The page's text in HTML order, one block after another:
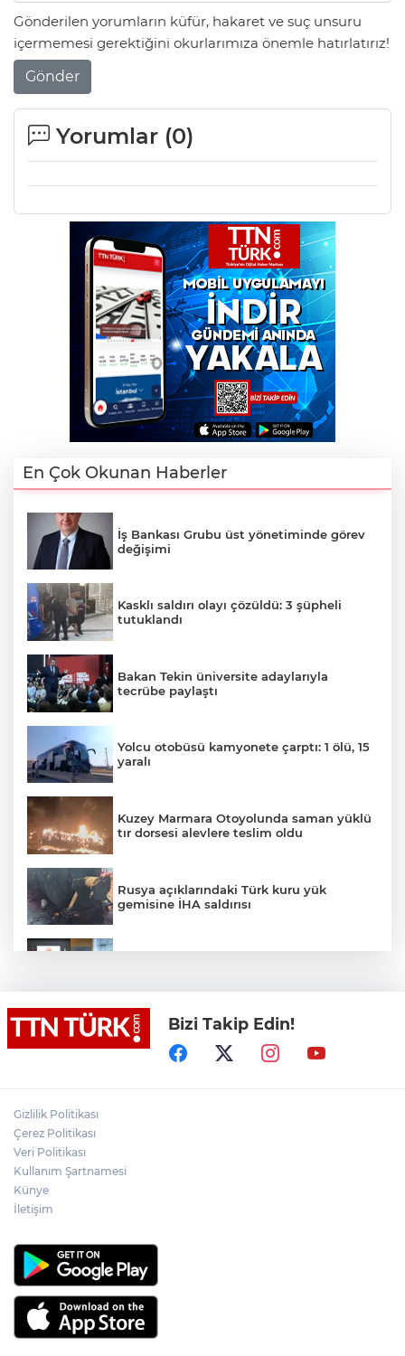
Gönderilen yorumların küfür, hakaret ve suç unsuru
içermemesi gerektiğini okurlarımıza önemle hatırlatırız!
Gönder
Yorumlar (0)
En Çok Okunan Haberler
İş Bankası Grubu üst yönetiminde görev
değişimi
Kasklı saldırı olayı çözüldü: 3 şüpheli
tutuklandı
Bakan Tekin üniversite adaylarıyla
tecrübe paylaştı
Yolcu otobüsü kamyonete çarptı: 1 ölü, 15
yaralı
Kuzey Marmara Otoyolunda saman yüklü
tır dorsesi alevlere teslim oldu
Rusya açıklarındaki Türk kuru yük
gemisine İHA saldırısı
Lukaku Fener’e mi, Beşiktaş’a mı geliyor?
Rojin Kabaiş, Hiranur Nilgün Aygar ve
Kıvanç Uman’ın ailelerini hedef alam
Bizi Takip Edin!
Gizlilik Politikası
Çerez Politikası
Veri Politikası
Kullanım Şartnamesi
Künye
İletişim